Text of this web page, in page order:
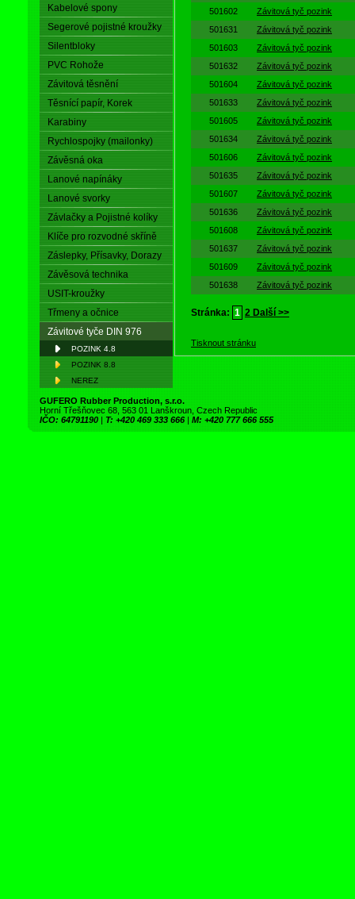
Kabelové spony
Segerové pojistné kroužky
Silentbloky
PVC Rohože
Závitová těsnění
Těsnící papír, Korek
Karabiny
Rychlospojky (mailonky)
Závěsná oka
Lanové napínáky
Lanové svorky
Závlačky a Pojistné kolíky
Klíče pro rozvodné skříně
Záslepky, Přísavky, Dorazy
Závěsová technika
USIT-kroužky
Třmeny a očnice
Závitové tyče DIN 976
POZINK 4.8
POZINK 8.8
NEREZ
501602
Závitová tyč pozink
501631
Závitová tyč pozink
501603
Závitová tyč pozink
501632
Závitová tyč pozink
501604
Závitová tyč pozink
501633
Závitová tyč pozink
501605
Závitová tyč pozink
501634
Závitová tyč pozink
501606
Závitová tyč pozink
501635
Závitová tyč pozink
501607
Závitová tyč pozink
501636
Závitová tyč pozink
501608
Závitová tyč pozink
501637
Závitová tyč pozink
501609
Závitová tyč pozink
501638
Závitová tyč pozink
Stránka: 1 2 Další >>
Tisknout stránku
GUFERO Rubber Production, s.r.o.
Horní Třešňovec 68, 563 01 Lanškroun, Czech Republic
IČO: 64791190 | T: +420 469 333 666 | M: +420 777 666 555